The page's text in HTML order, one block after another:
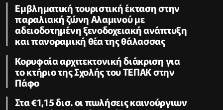
Εμβληματική τουριστική έκταση στην
παραλιακή ζώνη Αλαμινού με
αδειοδοτημένη ξενοδοχειακή ανάπτυξη
και πανοραμική θέα της θάλασσας
Κορυφαία αρχιτεκτονική διάκριση για
το κτήριο της Σχολής του ΤΕΠΑΚ στην
Πάφο
Στα €1,15 δισ. οι πωλήσεις καινούργιων